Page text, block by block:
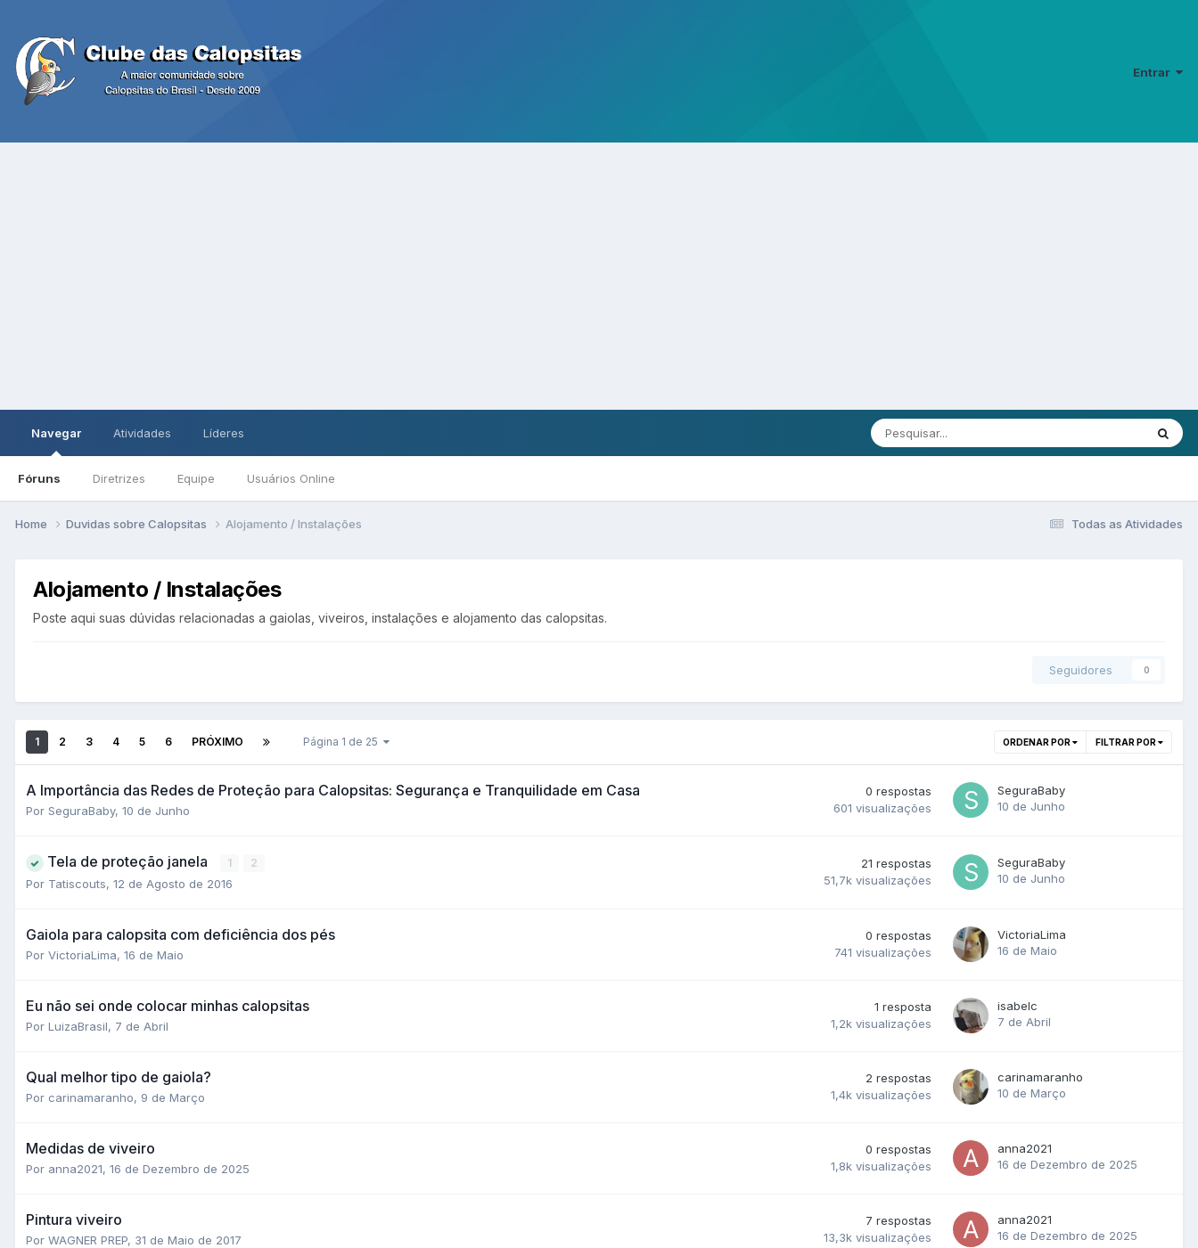
Entrar
Navegar
Fóruns Diretrizes Equipe Usuários Online
Atividades Líderes
Todas as Atividades
Home Duvidas sobre Calopsitas Alojamento / Instalações
Alojamento / Instalações
Poste aqui suas dúvidas relacionadas a gaiolas, viveiros, instalações e alojamento das calopsitas.
Seguidores 0
ORDENAR POR FILTRAR POR
1 2 3 4 5 6 PRÓXIMO Página 1 de 25
A Importância das Redes de Proteção para Calopsitas: Segurança e Tranquilidade em Casa
Por SeguraBaby, 10 de Junho
0 respostas
601 visualizações
SeguraBaby
10 de Junho
Tela de proteção janela 1 2
Por Tatiscouts, 12 de Agosto de 2016
21 respostas
51,7k visualizações
SeguraBaby
10 de Junho
Gaiola para calopsita com deficiência dos pés
Por VictoriaLima, 16 de Maio
0 respostas
741 visualizações
VictoriaLima
16 de Maio
Eu não sei onde colocar minhas calopsitas
Por LuizaBrasil, 7 de Abril
1 resposta
1,2k visualizações
isabelc
7 de Abril
Qual melhor tipo de gaiola?
Por carinamaranho, 9 de Março
2 respostas
1,4k visualizações
carinamaranho
10 de Março
Medidas de viveiro
Por anna2021, 16 de Dezembro de 2025
0 respostas
1,8k visualizações
anna2021
16 de Dezembro de 2025
Pintura viveiro
Por WAGNER PREP, 31 de Maio de 2017
7 respostas
13,3k visualizações
anna2021
16 de Dezembro de 2025